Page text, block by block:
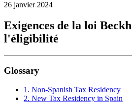
26 janvier 2024
Exigences de la loi
l'éligibilité
Glossary
1. Non-Spanish Tax Residency
2. New Tax Residency in Spain